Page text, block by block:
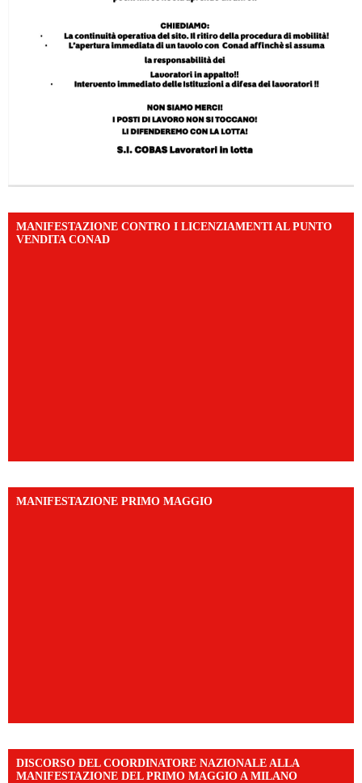
MANIFESTAZIONE CONTRO I LICENZIAMENTI AL PUNTO
VENDITA CONAD
MANIFESTAZIONE PRIMO MAGGIO
DISCORSO DEL COORDINATORE NAZIONALE ALLA
MANIFESTAZIONE DEL PRIMO MAGGIO A MILANO